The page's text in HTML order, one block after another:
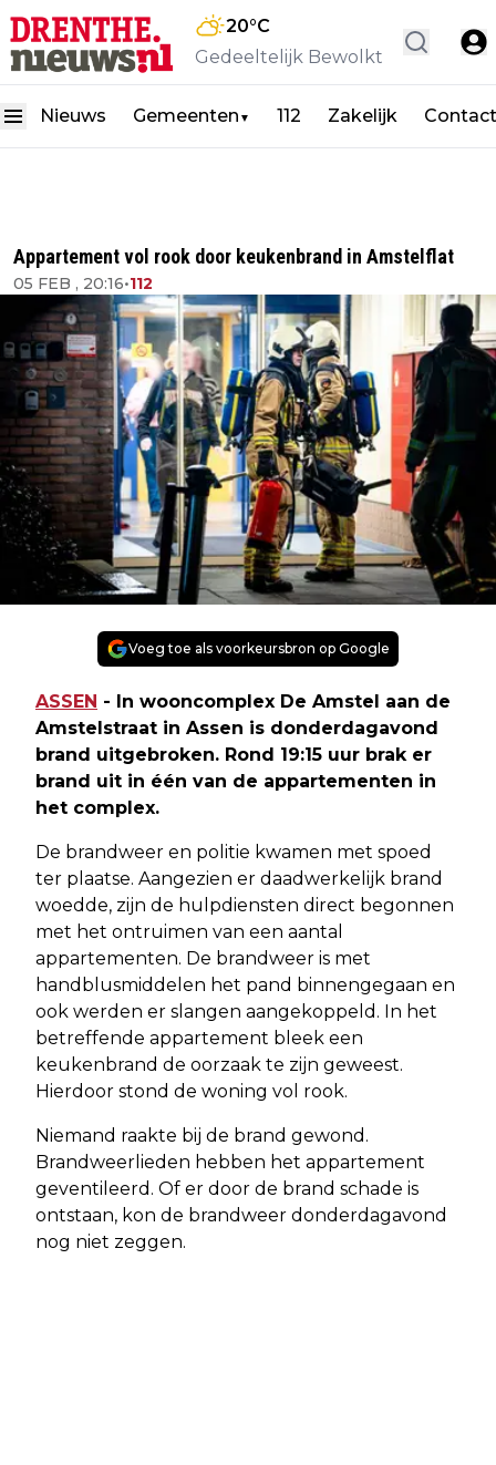
20°C
Gedeeltelijk Bewolkt
Nieuws Gemeenten ▼ 112 Zakelijk Contact
Appartement vol rook door keukenbrand in Amstelflat
05 FEB , 20:16•112
Voeg toe als voorkeursbron op Google
ASSEN - In wooncomplex De Amstel aan de
Amstelstraat in Assen is donderdagavond
brand uitgebroken. Rond 19:15 uur brak er
brand uit in één van de appartementen in
het complex.
De brandweer en politie kwamen met spoed
ter plaatse. Aangezien er daadwerkelijk brand
woedde, zijn de hulpdiensten direct begonnen
met het ontruimen van een aantal
appartementen. De brandweer is met
handblusmiddelen het pand binnengegaan en
ook werden er slangen aangekoppeld. In het
betreffende appartement bleek een
keukenbrand de oorzaak te zijn geweest.
Hierdoor stond de woning vol rook.
Niemand raakte bij de brand gewond.
Brandweerlieden hebben het appartement
geventileerd. Of er door de brand schade is
ontstaan, kon de brandweer donderdagavond
nog niet zeggen.